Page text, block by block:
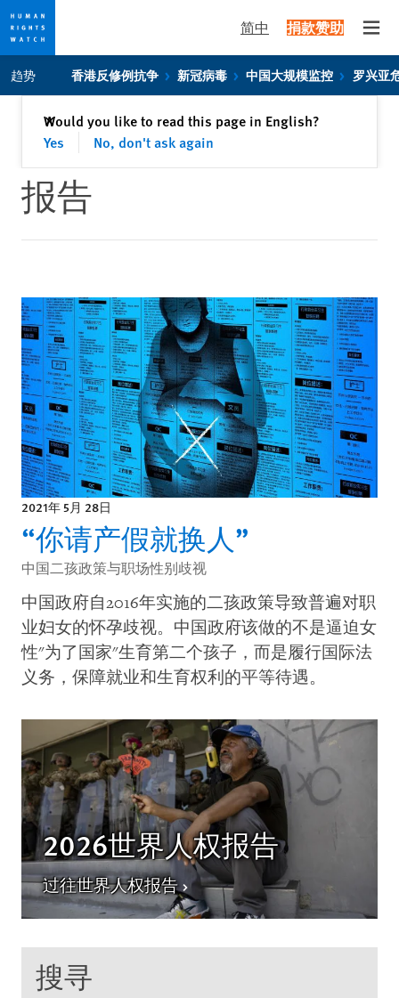
Skip
to
privacy
Skip
to
content
简中 捐款赞助
趋势 香港反修例抗争 新冠病毒 中国大规模监控 罗兴亚
Would you like to read this page in English?
Yes
No, don't ask again
✕关闭
报告
2021年 5月 28日
“你请产假就换人”
中国二孩政策与职场性别歧视
中国政府自2016年实施的二孩政策导致普遍对职
业妇女的怀孕歧视。中国政府该做的不是逼迫女
性"为了国家"生育第二个孩子，而是履行国际法
义务，保障就业和生育权利的平等待遇。
2026世界人权报告
过往世界人权报告
搜寻